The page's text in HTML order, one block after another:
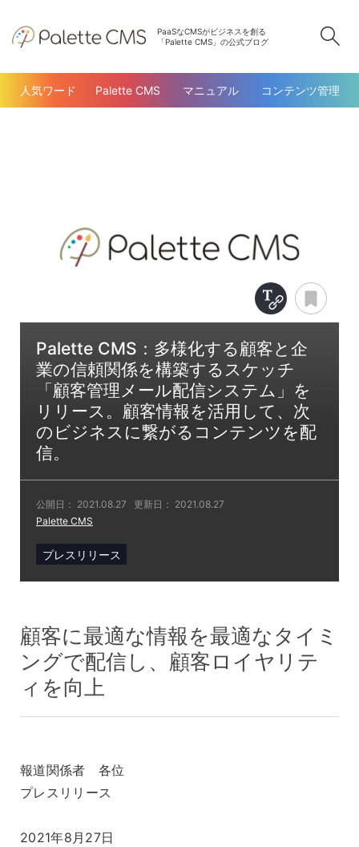
PaaSなCMSがビジネスを創る
「Palette CMS」の公式ブログ
人気ワード Palette CMS マニュアル コンテンツ管理
Palette CMS：多様化する顧客と企
業の信頼関係を構築するスケッチ
「顧客管理メール配信システム」を
リリース。顧客情報を活用して、次
のビジネスに繋がるコンテンツを配
信。
公開日： 2021.08.27 更新日： 2021.08.27
Palette CMS
Copy Title &
プレスリリース
顧客に最適な情報を最適なタイミ
ングで配信し、顧客ロイヤリテ
ィを向上
報道関係者 各位
プレスリリース
2021年8月27日